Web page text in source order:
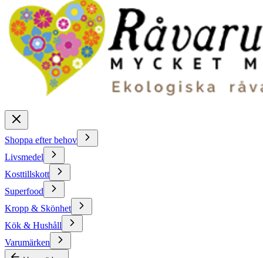
Shoppa efter behov
Livsmedel
Kosttillskott
Superfood
Kropp & Skönhet
Kök & Hushåll
Varumärken